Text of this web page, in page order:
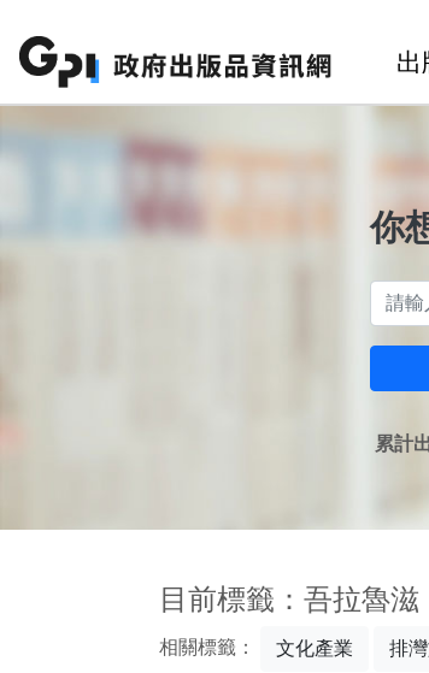
出
你
累計
目前標籤：吾拉魯滋
相關標籤： 文化產業 排